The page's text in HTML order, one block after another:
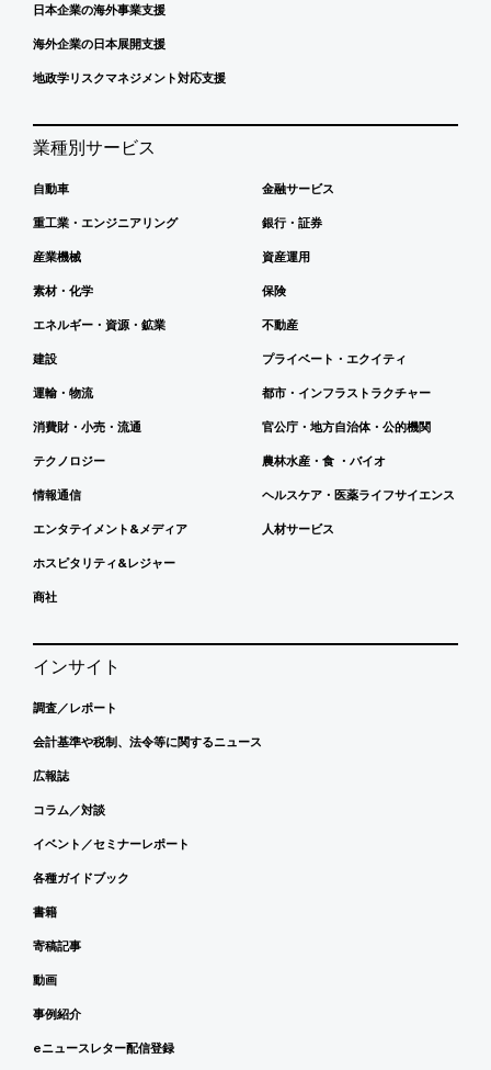
日本企業の海外事業支援
海外企業の日本展開支援
地政学リスクマネジメント対応支援
業種別サービス
自動車
重工業・エンジニアリング
産業機械
素材・化学
エネルギー・資源・鉱業
建設
運輸・物流
消費財・小売・流通
テクノロジー
情報通信
エンタテイメント&メディア
ホスピタリティ&レジャー
商社
金融サービス
銀行・証券
資産運用
保険
不動産
プライベート・エクイティ
都市・インフラストラクチャー
官公庁・地方自治体・公的機関
農林水産・食 ・バイオ
ヘルスケア・医薬ライフサイエンス
人材サービス
インサイト
調査／レポート
会計基準や税制、法令等に関するニュース
広報誌
コラム／対談
イベント／セミナーレポート
各種ガイドブック
書籍
寄稿記事
動画
事例紹介
eニュースレター配信登録